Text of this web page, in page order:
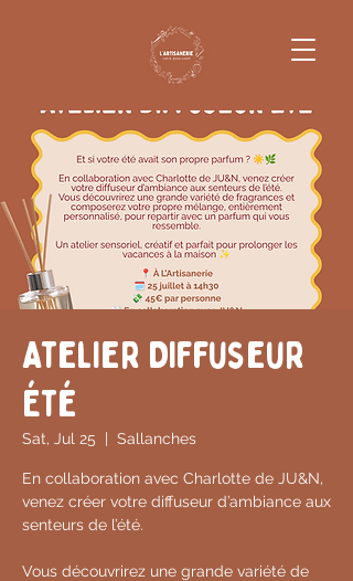
Atelier Diffuseur
Été
Sat, Jul 25 Sallanches
En collaboration avec Charlotte de JU&N,
venez créer votre diffuseur d’ambiance aux
senteurs de l’été.
Vous découvrirez une grande variété de